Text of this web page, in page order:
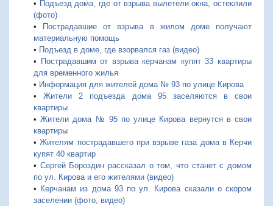
• Подъезд дома, где от взрыва вылетели окна, остеклили
(фото)
•
Пострадавшие от взрыва в жилом доме получают
материальную помощь
• Подъезд в доме, где взорвался газ (видео)
•
Пострадавшим от взрыва керчанам купят 33 квартиры
для временного жилья
• Информация для жителей дома № 93 по улице Кирова
•Жители 2 подъезда дома 95 заселяются в свои
квартиры
•Жители дома № 95 по улице Кирова вернутся в свои
квартиры
•Жителям пострадавшего при взрыве газа дома в Керчи
купят 40 квартир
• Сергей Бороздин рассказал о том, что станет с домом
по ул. Кирова и его жителями (видео)
• Керчанам из дома 93 по ул. Кирова сказали о скором
заселении (фото, видео)